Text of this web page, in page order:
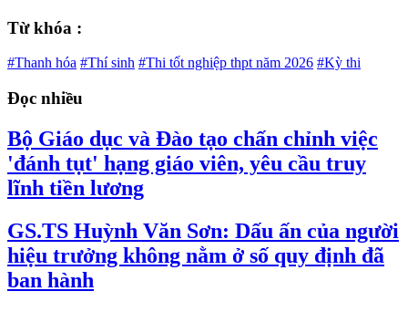
Từ khóa :
#Thanh hóa #Thí sinh #Thi tốt nghiệp thpt năm 2026 #Kỳ thi
Đọc nhiều
Bộ Giáo dục và Đào tạo chấn chỉnh việc
'đánh tụt' hạng giáo viên, yêu cầu truy
lĩnh tiền lương
GS.TS Huỳnh Văn Sơn: Dấu ấn của người
hiệu trưởng không nằm ở số quy định đã
ban hành